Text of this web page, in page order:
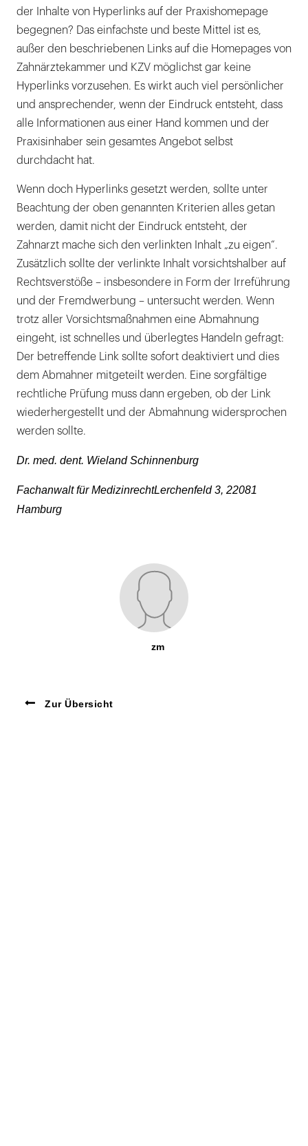
der Inhalte von Hyperlinks auf der Praxishomepage
begegnen? Das einfachste und beste Mittel ist es,
außer den beschriebenen Links auf die Homepages von
Zahnärztekammer und KZV möglichst gar keine
Hyperlinks vorzusehen. Es wirkt auch viel persönlicher
und ansprechender, wenn der Eindruck entsteht, dass
alle Informationen aus einer Hand kommen und der
Praxisinhaber sein gesamtes Angebot selbst
durchdacht hat.
Wenn doch Hyperlinks gesetzt werden, sollte unter
Beachtung der oben genannten Kriterien alles getan
werden, damit nicht der Eindruck entsteht, der
Zahnarzt mache sich den verlinkten Inhalt „zu eigen“.
Zusätzlich sollte der verlinkte Inhalt vorsichtshalber auf
Rechtsverstöße – insbesondere in Form der Irreführung
und der Fremdwerbung – untersucht werden. Wenn
trotz aller Vorsichtsmaßnahmen eine Abmahnung
eingeht, ist schnelles und überlegtes Handeln gefragt:
Der betreffende Link sollte sofort deaktiviert und dies
dem Abmahner mitgeteilt werden. Eine sorgfältige
rechtliche Prüfung muss dann ergeben, ob der Link
wiederhergestellt und der Abmahnung widersprochen
werden sollte.
Dr. med. dent. Wieland Schinnenburg
Fachanwalt für MedizinrechtLerchenfeld 3, 22081
Hamburg
zm
Zur Übersicht